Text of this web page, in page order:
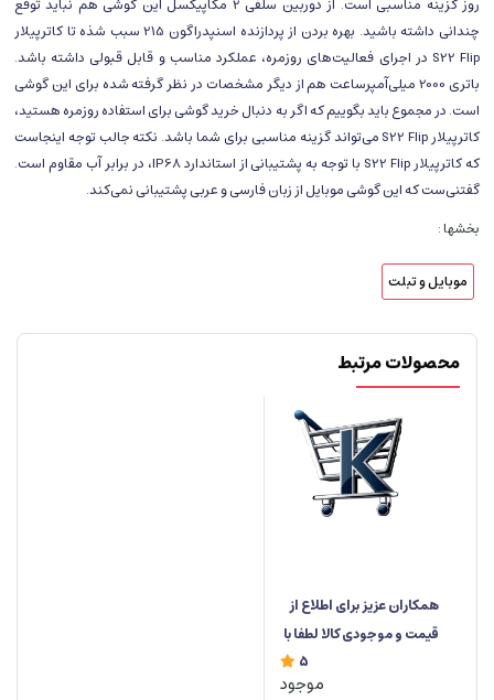
روز گزینه مناسبی است. از دوربین سلفی 2 مگاپیکسل این گوشی هم نباید توقع
چندانی داشته باشید. بهره بردن از پردازنده اسنپدراگون 215 سبب شذه تا کاترپیلار
S22 Flip در اجرای فعالیت‌های روزمره، عملکرد مناسب و قابل قبولی داشته باشد.
باتری 2000 میلی‌آمپر‌ساعت هم از دیگر مشخصات در نظر گرفته شده برای این گوشی
است. در مجموع باید بگوییم که اگر به دنبال خرید گوشی برای استفاده روزمره هستید،
کاترپیلار S22 Flip می‌تواند گزینه مناسبی برای شما باشد. نکته جالب توجه اینجاست
که کاترپیلار S22 Flip با توجه به پشتیبانی از استاندارد IP68، در برابر آب مقاوم است.
گفتنی‌ست که این گوشی موبایل از زبان فارسی و عربی پشتیبانی نمی‌کند.
بخشها :
موبایل و تبلت
محصولات مرتبط
همکاران عزیز برای اطلاع از
قیمت و موجودی کالا لطفا با
شماره 09126700628 تماس
5
موجود